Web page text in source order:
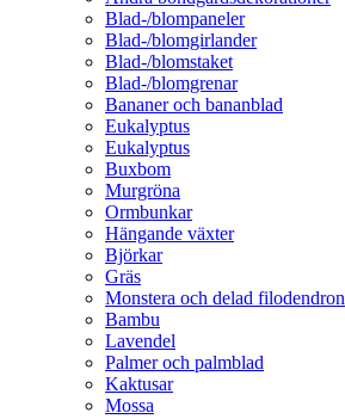
Blad-/blompaneler
Blad-/blomgirlander
Blad-/blomstaket
Blad-/blomgrenar
Bananer och bananblad
Eukalyptus
Eukalyptus
Buxbom
Murgröna
Ormbunkar
Hängande växter
Björkar
Gräs
Monstera och delad filodendron
Bambu
Lavendel
Palmer och palmblad
Kaktusar
Mossa